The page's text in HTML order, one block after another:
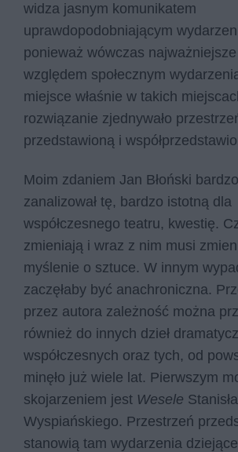
widza jasnym komunikatem
uprawdopodobniającym
ponieważ wówczas najważniejsze
względem społecznym
miejsce właśnie w takich
rozwiązanie zjednywało
przedstawioną i
Moim zdaniem Jan Błoński
zanalizował tę, bardzo istotną dla
współczesnego teatru, kwestię.
zmieniają i wraz z nim musi
myślenie o sztuce. W innym
zaczęłaby być anachroniczna.
przez autora zależność można
również do innych dzieł
współczesnych oraz tych, od
minęło już wiele lat. Pierwszym
skojarzeniem jest Wesele
Wyspiańskiego. Przestrzeń
stanowią tam wydarzenia